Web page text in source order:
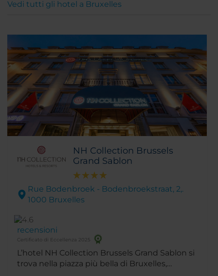
Vedi tutti gli hotel a Bruxelles
NH Collection Brussels
Grand Sablon
Rue Bodenbroek - Bodenbroekstraat, 2,.
1000 Bruxelles
recensioni
Certificato di Eccellenza 2025
L’hotel NH Collection Brussels Grand Sablon si
trova nella piazza più bella di Bruxelles,